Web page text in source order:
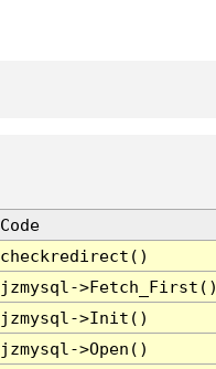
Code
checkredirect()
jzmysql-
jzmysql->Init()
jzmysql->Open()